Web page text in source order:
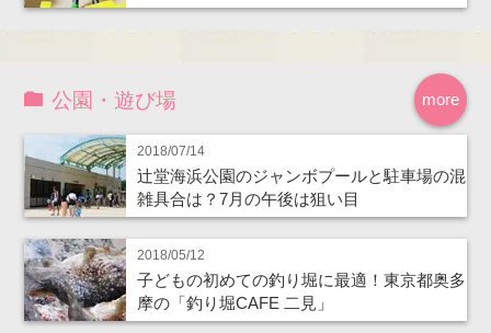
more
公園・遊び場
2018/07/14
辻堂海浜公園のジャンボプールと駐車場の混
雑具合は？7月の午後は狙い目
2018/05/12
子どもの初めての釣り堀に最適！東京都奥多
摩の「釣り堀CAFE 二見」